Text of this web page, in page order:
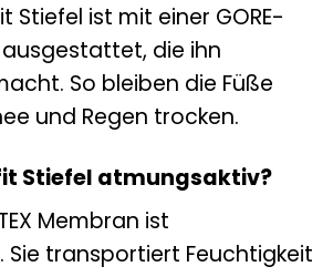
Stiefel ist mit einer GORE-
ausgestattet, die ihn
So bleiben die Füße
und Regen trocken.
Stiefel atmungsaktiv?
Membran ist
transportiert Feuchtigkeit